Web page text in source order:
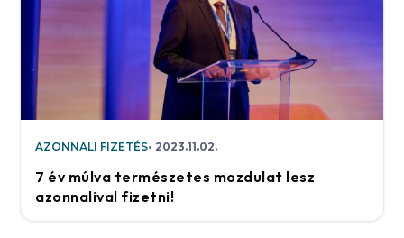
AZONNALI FIZETÉS 2023.11.02.
7 év múlva természetes mozdulat lesz
azonnalival fizetni!